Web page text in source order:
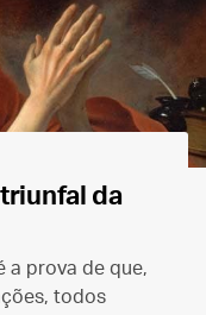
da
a prova de que,
todos